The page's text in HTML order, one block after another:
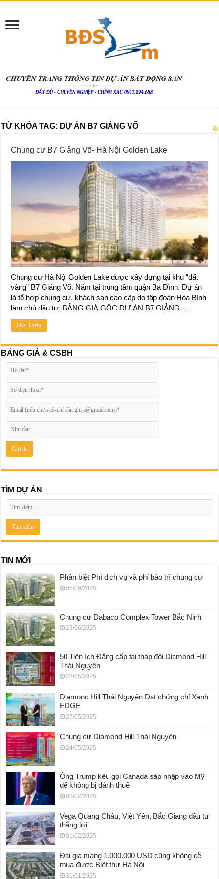
TỪ KHÓA TAG: DỰ ÁN B7 GIẢNG VÕ
Chung cư B7 Giảng Võ- Hà Nội Golden Lake
Chung cư Hà Nội Golden Lake được xây dựng tại khu “đất
vàng” B7 Giảng Võ. Nằm tại trung tâm quận Ba Đình. Dự án
là tổ hợp chung cư, khách sạn cao cấp do tập đoàn Hòa Bình
làm chủ đầu tư. BẢNG GIÁ GỐC DỰ ÁN B7 GIẢNG …
Đọc Thêm
BẢNG GIÁ & CSBH
TÌM DỰ ÁN
TIN MỚI
Phân biệt Phí dịch vụ và phí bảo trì chung cư
05/09/2025
Chung cư Dabaco Complex Tower Bắc Ninh
23/06/2025
50 Tiện ích Đẳng cấp tại tháp đôi Diamond Hill
Thái Nguyên
28/05/2025
Diamond Hill Thái Nguyên Đạt chứng chỉ Xanh
EDGE
27/05/2025
Chung cư Diamond Hill Thái Nguyên
24/05/2025
Ông Trump kêu gọi Canada sáp nhập vào Mỹ
để không bị đánh thuế
03/02/2025
Vega Quang Châu, Việt Yên, Bắc Giang đầu tư
thắng lợi!
01/02/2025
Đại gia mang 1.000.000 USD cũng không dễ
mua được Biệt thự Hà Nội
31/01/2025